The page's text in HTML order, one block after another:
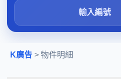
K廣告 > 物件明細